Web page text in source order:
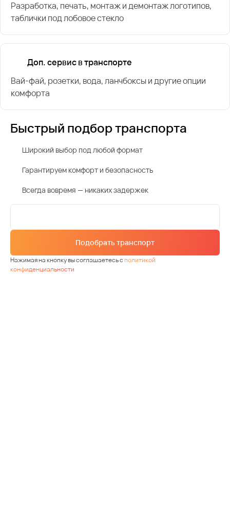
Разработка, печать, монтаж и демонтаж логотипов,
таблички под лобовое стекло
Доп. сервис в транспорте
Вай-фай, розетки, вода, ланчбоксы и другие опции
комфорта
Быстрый подбор транспорта
Широкий выбор под любой формат
Гарантируем комфорт и безопасность
Всегда вовремя — никаких задержек
Подобрать транспорт
Нажимая на кнопку вы соглашаетесь сполитикой
конфиденциальности